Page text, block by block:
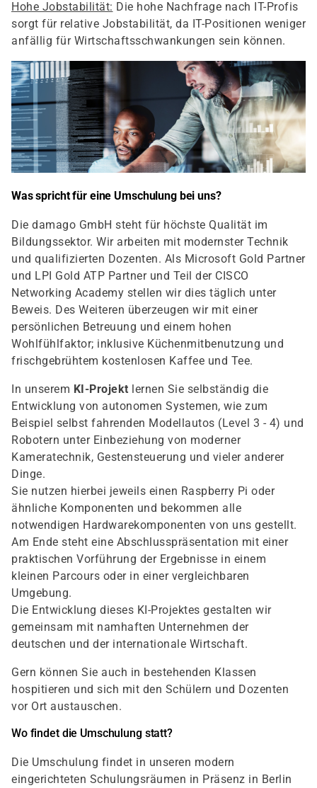
Hohe Jobstabilität: Die hohe Nachfrage nach IT-Profis
sorgt für relative Jobstabilität, da IT-Positionen weniger
anfällig für Wirtschaftsschwankungen sein können.
Was spricht für eine Umschulung bei uns?
Die damago GmbH steht für höchste Qualität im
Bildungssektor. Wir arbeiten mit modernster Technik
und qualifizierten Dozenten. Als Microsoft Gold Partner
und LPI Gold ATP Partner und Teil der CISCO
Networking Academy stellen wir dies täglich unter
Beweis. Des Weiteren überzeugen wir mit einer
persönlichen Betreuung und einem hohen
Wohlfühlfaktor; inklusive Küchenmitbenutzung und
frischgebrühtem kostenlosen Kaffee und Tee.
In unserem KI-Projekt lernen Sie selbständig die
Entwicklung von autonomen Systemen, wie zum
Beispiel selbst fahrenden Modellautos (Level 3 - 4) und
Robotern unter Einbeziehung von moderner
Kameratechnik, Gestensteuerung und vieler anderer
Dinge.
Sie nutzen hierbei jeweils einen Raspberry Pi oder
ähnliche Komponenten und bekommen alle
notwendigen Hardwarekomponenten von uns gestellt.
Am Ende steht eine Abschlusspräsentation mit einer
praktischen Vorführung der Ergebnisse in einem
kleinen Parcours oder in einer vergleichbaren
Umgebung.
Die Entwicklung dieses KI-Projektes gestalten wir
gemeinsam mit namhaften Unternehmen der
deutschen und der internationale Wirtschaft.
Gern können Sie auch in bestehenden Klassen
hospitieren und sich mit den Schülern und Dozenten
vor Ort austauschen.
Wo findet die Umschulung statt?
Die Umschulung findet in unseren modern
eingerichteten Schulungsräumen in Präsenz in Berlin